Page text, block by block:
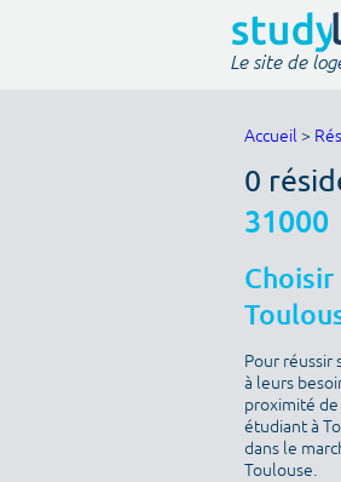
Le site de
Accueil >
0
31000
Pour réussir
à leurs
proximité
étudiant à
dans le
Toulouse.